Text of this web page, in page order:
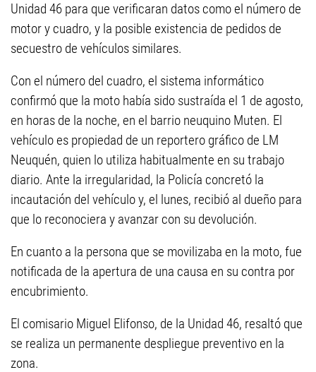
Unidad 46 para que verificaran datos como el número de
motor y cuadro, y la posible existencia de pedidos de
secuestro de vehículos similares.
Con el número del cuadro, el sistema informático
confirmó que la moto había sido sustraída el 1 de agosto,
en horas de la noche, en el barrio neuquino Muten. El
vehículo es propiedad de un reportero gráfico de LM
Neuquén, quien lo utiliza habitualmente en su trabajo
diario. Ante la irregularidad, la Policía concretó la
incautación del vehículo y, el lunes, recibió al dueño para
que lo reconociera y avanzar con su devolución.
En cuanto a la persona que se movilizaba en la moto, fue
notificada de la apertura de una causa en su contra por
encubrimiento.
El comisario Miguel Elifonso, de la Unidad 46, resaltó que
se realiza un permanente despliegue preventivo en la
zona.